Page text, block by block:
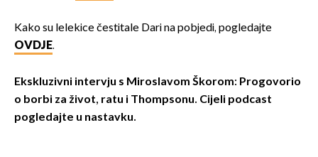
Kako su lelekice čestitale Dari na pobjedi, pogledajte
OVDJE.
Ekskluzivni intervju s Miroslavom Škorom: Progovorio
o borbi za život, ratu i Thompsonu. Cijeli podcast
pogledajte u nastavku.